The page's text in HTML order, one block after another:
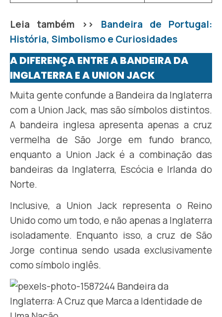
Leia também >> Bandeira de Portugal:
História, Simbolismo e Curiosidades
A DIFERENÇA ENTRE A BANDEIRA DA
INGLATERRA E A UNION JACK
Muita gente confunde a Bandeira da Inglaterra
com a Union Jack, mas são símbolos distintos.
A bandeira inglesa apresenta apenas a cruz
vermelha de São Jorge em fundo branco,
enquanto a Union Jack é a combinação das
bandeiras da Inglaterra, Escócia e Irlanda do
Norte.
Inclusive, a Union Jack representa o Reino
Unido como um todo, e não apenas a Inglaterra
isoladamente. Enquanto isso, a cruz de São
Jorge continua sendo usada exclusivamente
como símbolo inglês.